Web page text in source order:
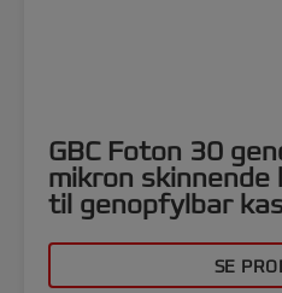
GBC Foton 30
mikron skinnende
til genopfylbar
SE